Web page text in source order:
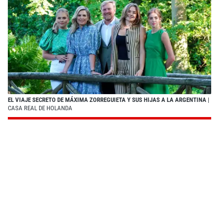
EL VIAJE SECRETO DE MÁXIMA ZORREGUIETA Y SUS HIJAS A LA ARGENTINA |
CASA REAL DE HOLANDA